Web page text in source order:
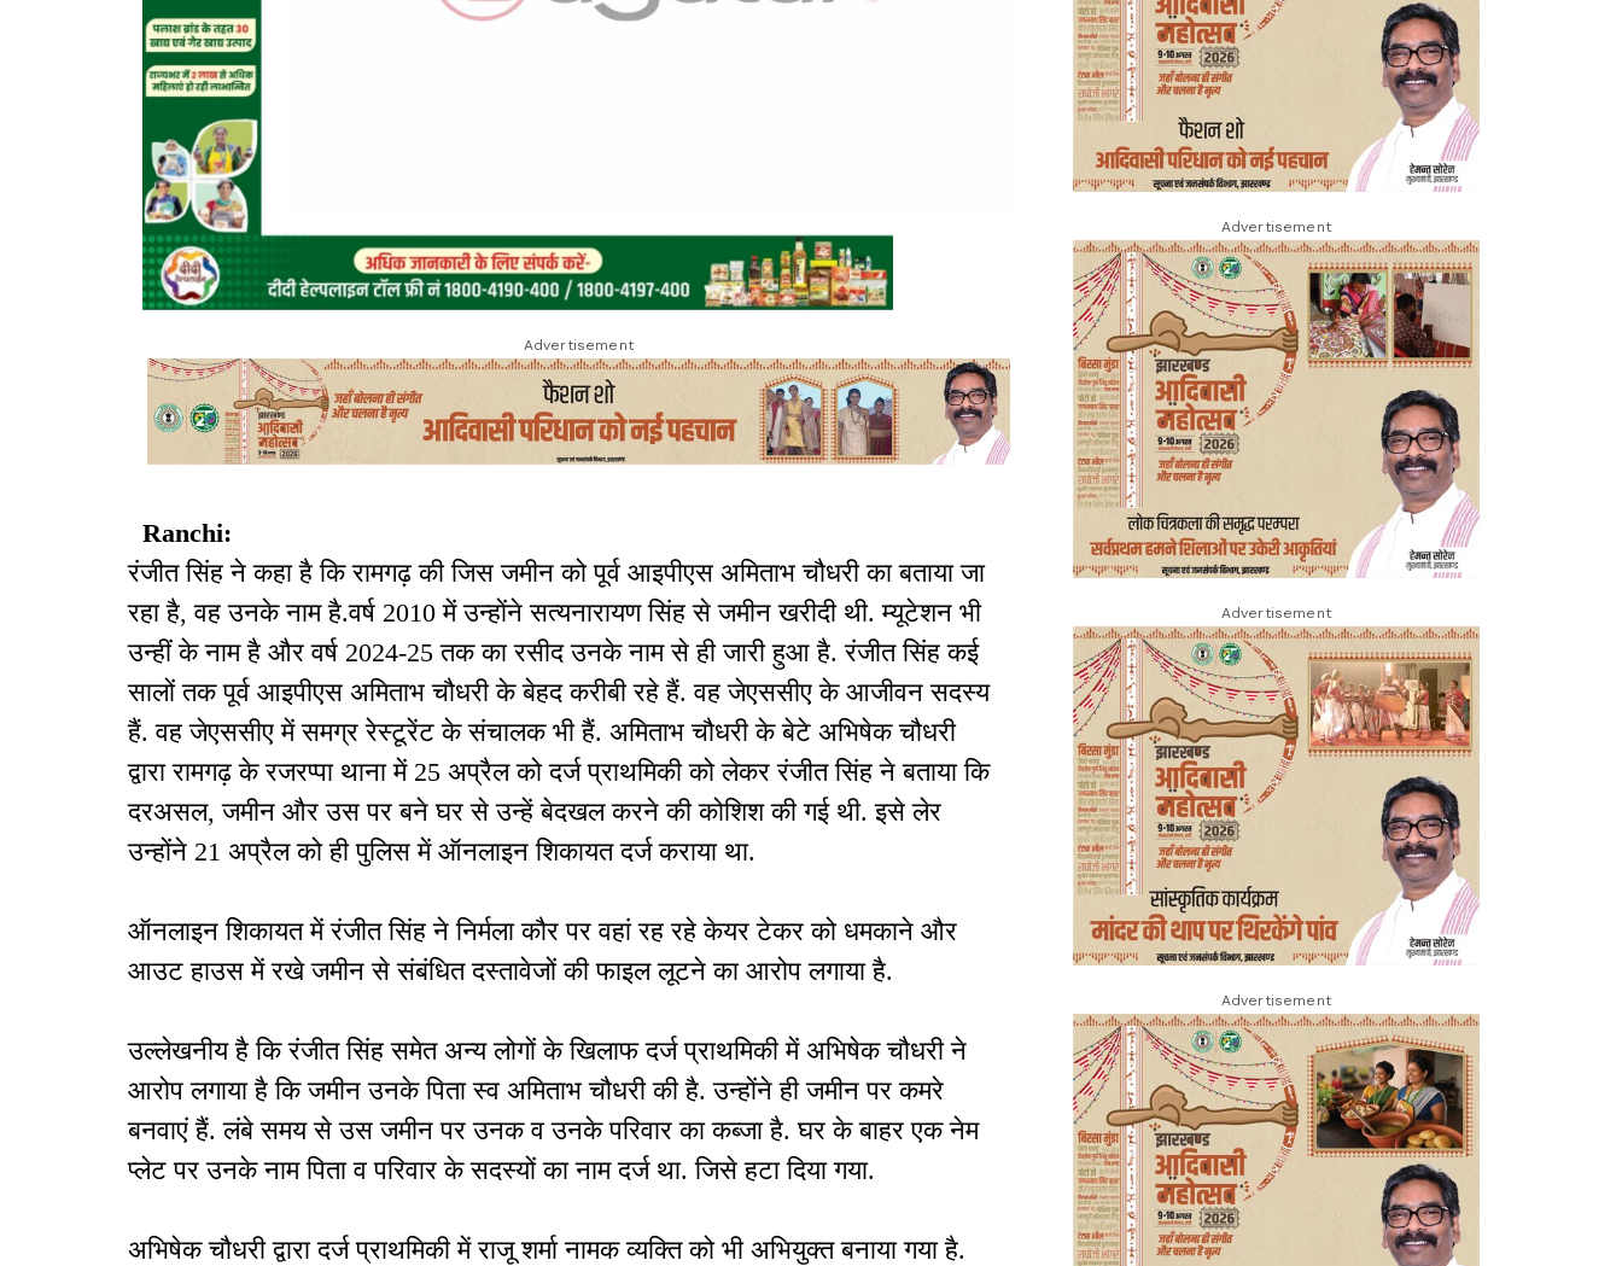
Advertisement
Ranchi:
रंजीत सिंह ने कहा है कि रामगढ़ की जिस जमीन को पूर्व आइपीएस अमिताभ चौधरी का बताया जा
रहा है, वह उनके नाम है.वर्ष 2010 में उन्होंने सत्यनारायण सिंह से जमीन खरीदी थी. म्यूटेशन भी
उन्हीं के नाम है और वर्ष 2024-25 तक का रसीद उनके नाम से ही जारी हुआ है. रंजीत सिंह कई
सालों तक पूर्व आइपीएस अमिताभ चौधरी के बेहद करीबी रहे हैं. वह जेएससीए के आजीवन सदस्य
हैं. वह जेएससीए में समग्र रेस्टूरेंट के संचालक भी हैं. अमिताभ चौधरी के बेटे अभिषेक चौधरी
द्वारा रामगढ़ के रजरप्पा थाना में 25 अप्रैल को दर्ज प्राथमिकी को लेकर रंजीत सिंह ने बताया कि
दरअसल, जमीन और उस पर बने घर से उन्हें बेदखल करने की कोशिश की गई थी. इसे लेर
उन्होंने 21 अप्रैल को ही पुलिस में ऑनलाइन शिकायत दर्ज कराया था.
ऑनलाइन शिकायत में रंजीत सिंह ने निर्मला कौर पर वहां रह रहे केयर टेकर को धमकाने और
आउट हाउस में रखे जमीन से संबंधित दस्तावेजों की फाइल लूटने का आरोप लगाया है.
उल्लेखनीय है कि रंजीत सिंह समेत अन्य लोगों के खिलाफ दर्ज प्राथमिकी में अभिषेक चौधरी ने
आरोप लगाया है कि जमीन उनके पिता स्व अमिताभ चौधरी की है. उन्होंने ही जमीन पर कमरे
बनवाएं हैं. लंबे समय से उस जमीन पर उनक व उनके परिवार का कब्जा है. घर के बाहर एक नेम
प्लेट पर उनके नाम पिता व परिवार के सदस्यों का नाम दर्ज था. जिसे हटा दिया गया.
अभिषेक चौधरी द्वारा दर्ज प्राथमिकी में राजू शर्मा नामक व्यक्ति को भी अभियुक्त बनाया गया है.
Advertisement
Advertisement
Advertisement